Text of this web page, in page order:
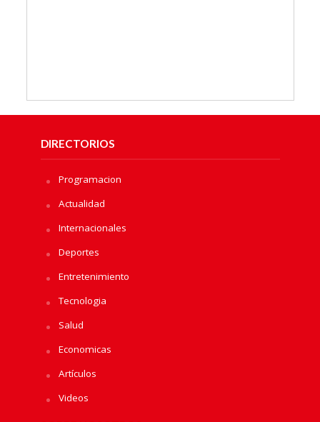
DIRECTORIOS
Programacion
Actualidad
Internacionales
Deportes
Entretenimiento
Tecnologia
Salud
Economicas
Artículos
Videos